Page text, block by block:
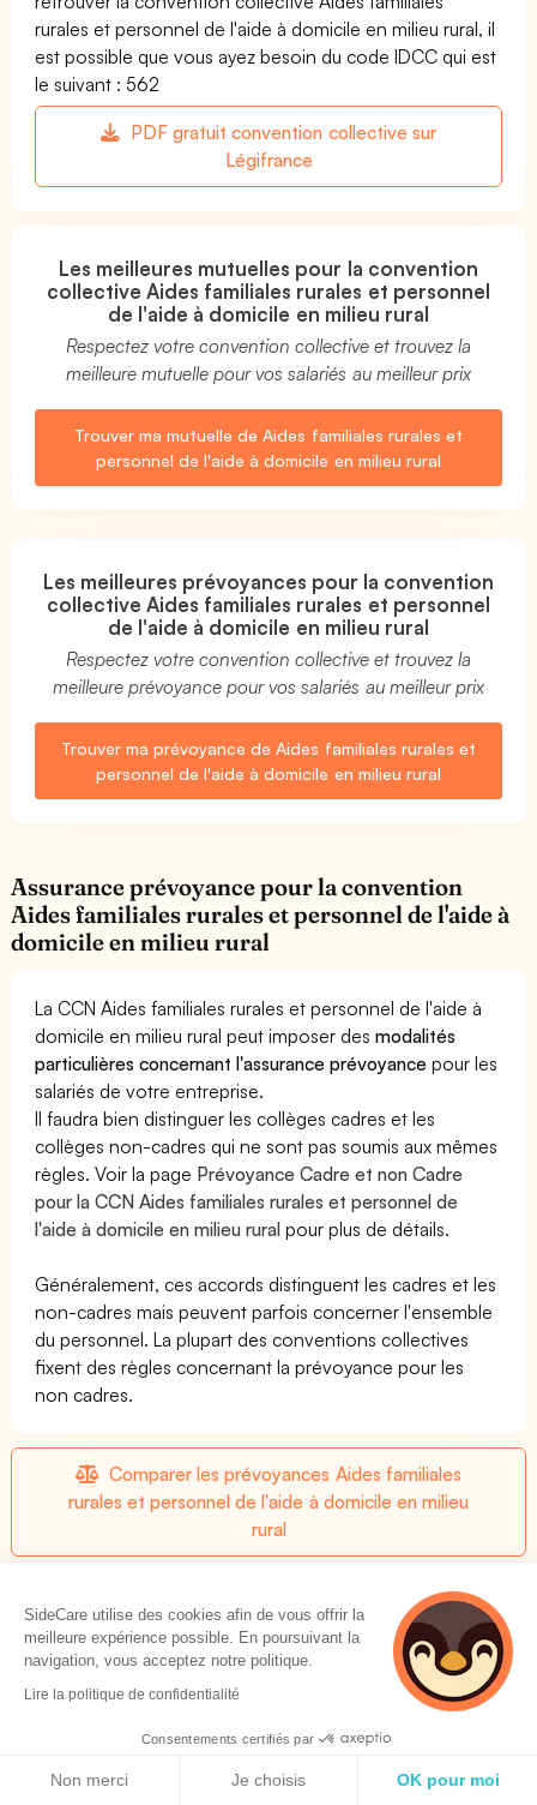
rurales et personnel de l'aide à domicile en milieu rural, il
est possible que vous ayez besoin du code IDCC qui est
le suivant : 562
PDF gratuit convention collective sur
Légifrance
Les meilleures mutuelles pour la convention
collective Aides familiales rurales et personnel
de l'aide à domicile en milieu rural
Respectez votre convention collective et trouvez la
meilleure mutuelle pour vos salariés au meilleur prix
Trouver ma mutuelle de Aides familiales rurales et
personnel de l'aide à domicile en milieu rural
Les meilleures prévoyances pour la convention
collective Aides familiales rurales et personnel
de l'aide à domicile en milieu rural
Respectez votre convention collective et trouvez la
meilleure prévoyance pour vos salariés au meilleur prix
Trouver ma prévoyance de Aides familiales rurales et
personnel de l'aide à domicile en milieu rural
Assurance prévoyance pour la convention
Aides familiales rurales et personnel de l'aide à
domicile en milieu rural
La CCN Aides familiales rurales et personnel de l'aide à
domicile en milieu rural peut imposer desmodalités
particulières concernant l'assurance prévoyance pour les
salariés de votre entreprise.
Il faudra bien distinguer les collèges cadres et les
collèges non-cadres qui ne sont pas soumis aux mêmes
règles. Voir la page Prévoyance Cadre et non Cadre
pour la CCN Aides familiales rurales et personnel de
l'aide à domicile en milieu rural pour plus de détails.
Généralement, ces accords distinguent les cadres et les
non-cadres mais peuvent parfois concerner l'ensemble
du personnel. La plupart des conventions collectives
fixent des règles concernant la prévoyance pour les
non cadres.
Comparer les prévoyances Aides familiales
rurales et personnel de l'aide à domicile en milieu
rural
Liste des produits de prévoyances pour la
CCN Aides familiales rurales et personnel de l'aide
à domicile en milieu rural
domicile en milieu rural : Mutuelle obligatoire ?
SideCare utilise des cookies afin de vous offrir la
meilleure expérience possible. En poursuivant la
navigation, vous acceptez notre politique.
Lire la politique de confidentialité
Consentements certifiés par
Non merci Je choisis OK pour moi